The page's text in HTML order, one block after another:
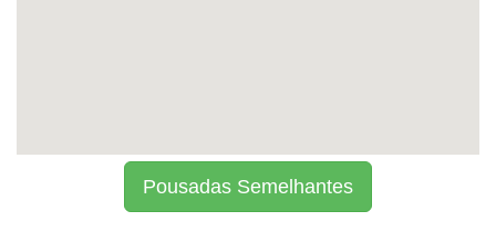
Pousadas Semelhantes